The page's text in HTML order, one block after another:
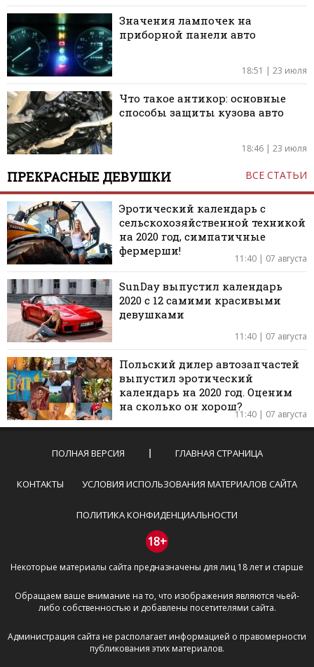
Значения лампочек на
приборной панели авто
18:51 | 23 июля
Что такое антикор: основные
способы защиты кузова авто
18:46 | 23 июля
ПРЕКРАСНЫЕ ДЕВУШКИ ВСЕ СТАТЬИ
Эротический календарь с
сельскохозяйственной техникой
на 2020 год, симпатичные
фермерши!
11:40 | 07 августа
SunDay выпустил календарь
2020 с 12 самими красивыми
девушками
11:40 | 07 августа
Польский дилер автозапчастей
выпустил эротический
календарь на 2020 год. Оценим
на сколько он хорош?
11:40 | 07 августа
ПОЛНАЯ ВЕРСИЯ ГЛАВНАЯ СТРАНИЦА
КОНТАКТЫ УСЛОВИЯ ИСПОЛЬЗОВАНИЯ МАТЕРИАЛОВ САЙТА
ПОЛИТИКА КОНФИДЕНЦИАЛЬНОСТИ
18+
Некоторые материалы сайта предназначены для лиц 18 лет и старше
Обращаем ваше внимание на то, что изображения являются чьей-
либо собственностью и добавлены посетителями сайта.
Администрация сайта не располагает информацией о правомерности
публикования этих материалов.